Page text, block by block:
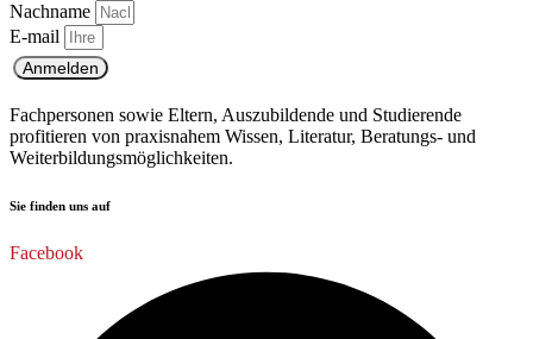
Nachname
E-mail
Anmelden
Fachpersonen sowie Eltern, Auszubildende und Studierende
profitieren von praxisnahem Wissen, Literatur, Beratungs- und
Weiterbildungsmöglichkeiten.
Sie finden uns auf
Facebook